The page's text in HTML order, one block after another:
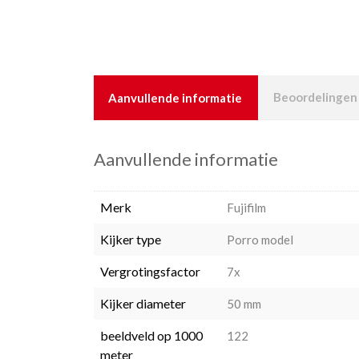
Aanvullende informatie Beoordelingen
Aanvullende informatie
Merk Fujifilm
Kijker type Porro model
Vergrotingsfactor 7x
Kijker diameter 50 mm
beeldveld op 1000
meter
122